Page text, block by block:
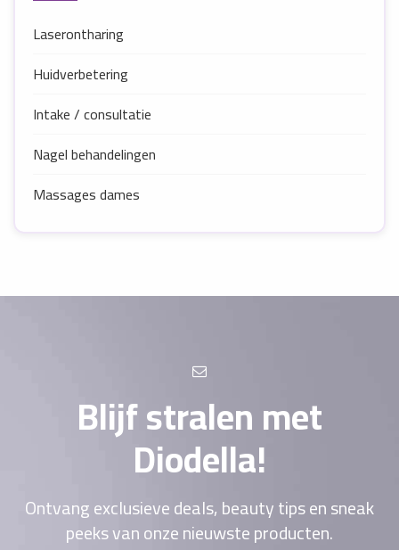
Laserontharing
Huidverbetering
Intake / consultatie
Nagel behandelingen
Massages dames
Blijf stralen met
Diodella!
Ontvang exclusieve deals, beauty tips en sneak
peeks van onze nieuwste producten.